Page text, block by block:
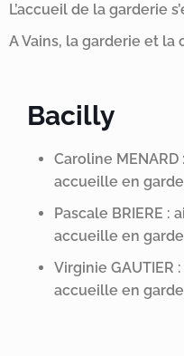
L’accueil de la garderie
A Vains, la garderie et
Bacilly
Caroline
accueille en
Pascale BRIERE :
accueille en
Virginie GAUTIER
accueille en